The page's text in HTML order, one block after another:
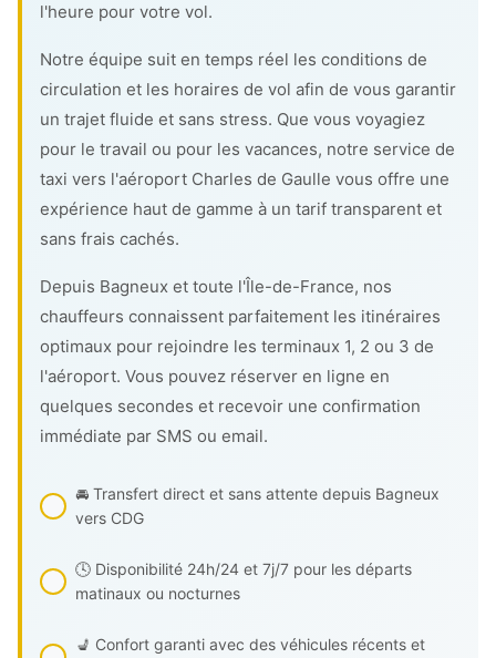
l'heure pour votre vol.
Notre équipe suit en temps réel les conditions de
circulation et les horaires de vol afin de vous garantir
un trajet fluide et sans stress. Que vous voyagiez
pour le travail ou pour les vacances, notre service de
taxi vers l'aéroport Charles de Gaulle vous offre une
expérience haut de gamme à un tarif transparent et
sans frais cachés.
Depuis Bagneux et toute l'Île-de-France, nos
chauffeurs connaissent parfaitement les itinéraires
optimaux pour rejoindre les terminaux 1, 2 ou 3 de
l'aéroport. Vous pouvez réserver en ligne en
quelques secondes et recevoir une confirmation
immédiate par SMS ou email.
🚘 Transfert direct et sans attente depuis Bagneux
vers CDG
🕓 Disponibilité 24h/24 et 7j/7 pour les départs
matinaux ou nocturnes
💺 Confort garanti avec des véhicules récents et